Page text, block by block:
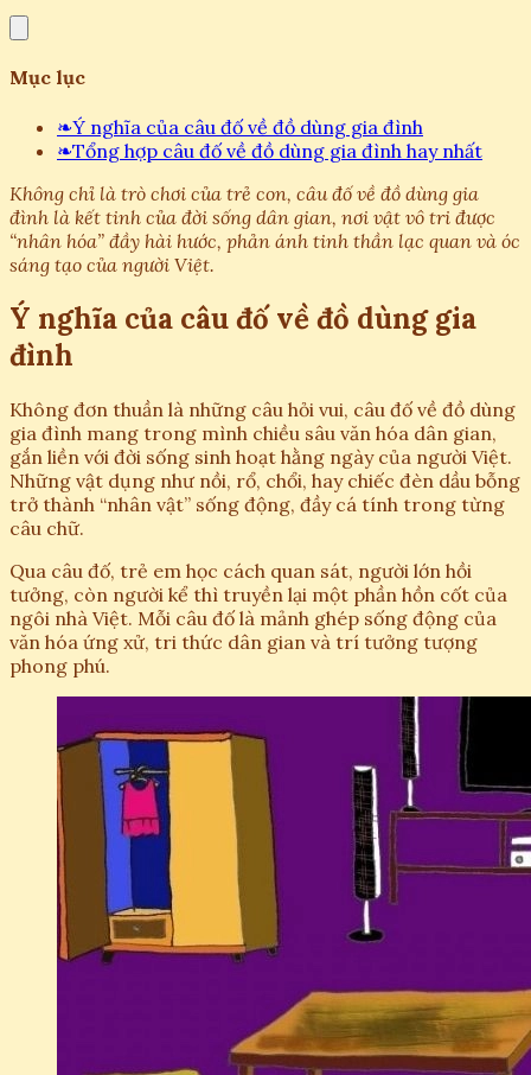
Mục lục
❧Ý nghĩa của câu đố về đồ dùng gia đình
❧Tổng hợp câu đố về đồ dùng gia đình hay nhất
Không chỉ là trò chơi của trẻ con, câu đố về đồ dùng gia
đình là kết tinh của đời sống dân gian, nơi vật vô tri được
“nhân hóa” đầy hài hước, phản ánh tinh thần lạc quan và óc
sáng tạo của người Việt.
Ý nghĩa của câu đố về đồ dùng gia
đình
Không đơn thuần là những câu hỏi vui, câu đố về đồ dùng
gia đình mang trong mình chiều sâu văn hóa dân gian,
gắn liền với đời sống sinh hoạt hằng ngày của người Việt.
Những vật dụng như nồi, rổ, chổi, hay chiếc đèn dầu bỗng
trở thành “nhân vật” sống động, đầy cá tính trong từng
câu chữ.
Qua câu đố, trẻ em học cách quan sát, người lớn hồi
tưởng, còn người kể thì truyền lại một phần hồn cốt của
ngôi nhà Việt. Mỗi câu đố là mảnh ghép sống động của
văn hóa ứng xử, tri thức dân gian và trí tưởng tượng
phong phú.